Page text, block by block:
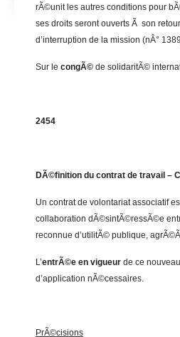
rÃ©unit les autres conditions pour
ses droits seront ouverts Ã son
d’interruption de la mission (nÂ°
Sur le congÃ© de solidaritÃ©
2454
DÃ©finition du contrat de travail –
Un contrat de volontariat associatif
collaboration dÃ©sintÃ©ressÃ©e
reconnue d’utilitÃ© publique,
L’entrÃ©e en vigueur de ce
d’application nÃ©cessaires.
PrÃ©cisions